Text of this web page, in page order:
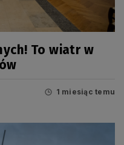
To wiatr w
1 miesiąc temu